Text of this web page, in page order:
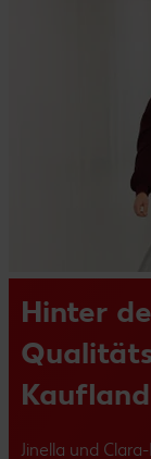
Hinter
Kaufland
Jinella und